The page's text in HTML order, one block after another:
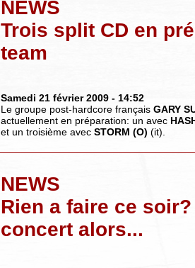
NEWS
Trois split CD en
team
Samedi 21 février 2009 - 14:52
Le groupe post-hardcore français GARY
actuellement en préparation: un avec
et un troisième avec STORM (O) (it).
NEWS
Rien a faire ce
concert alors...